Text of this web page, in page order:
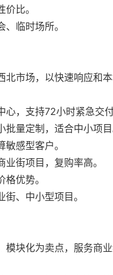
比。
临时场所。
市场，以快速响应和本
，支持72小时紧急交付
量定制，适合中小项目
感型客户。
街项目，复购率高。
优势。
、中小型项目。
块化为卖点，服务商